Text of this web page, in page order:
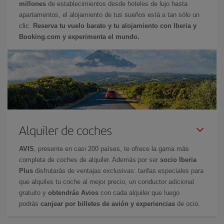
millones de establecimientos desde hoteles de lujo hasta
apartamentos, el alojamiento de tus sueños está a tan sólo un
clic.
Reserva tu vuelo barato y tu alojamiento con Iberia y
Booking.com y experimenta el mundo.
Alquiler de coches
AVIS , presente en casi 200 países, te ofrece la gama más
completa de coches de alquiler. Además por ser socio Iberia
Plus disfrutarás de ventajas exclusivas: tarifas especiales para
que alquiles tu coche al mejor precio, un conductor adicional
gratuito y obtendrás Avios con cada alquiler que luego
podrás canjear por billetes de avión y experiencias de ocio.